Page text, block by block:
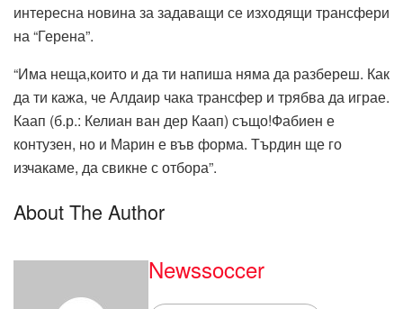
интересна новина за задаващи се изходящи трансфери
на “Герена”.
“Има неща,които и да ти напиша няма да разбереш. Как
да ти кажа, че Алдаир чака трансфер и трябва да играе.
Каап (б.р.: Келиан ван дер Каап) също!Фабиен е
контузен, но и Марин е във форма. Търдин ще го
изчакаме, да свикне с отбора”.
About The Author
Newssoccer